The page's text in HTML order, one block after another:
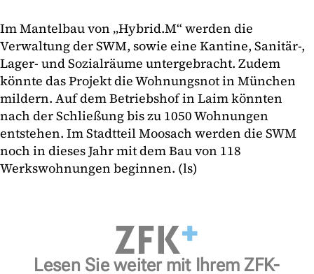
Im Mantelbau von „Hybrid.M“ werden die
Verwaltung der SWM, sowie eine Kantine, Sanitär-,
Lager- und Sozialräume untergebracht. Zudem
könnte das Projekt die Wohnungsnot in München
mildern. Auf dem Betriebshof in Laim könnten
nach der Schließung bis zu 1050 Wohnungen
entstehen. Im Stadtteil Moosach werden die SWM
noch in dieses Jahr mit dem Bau von 118
Werkswohnungen beginnen. (ls)
Lesen Sie weiter mit Ihrem ZFK-